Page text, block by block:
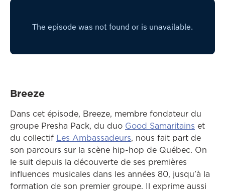
Breeze
Dans cet épisode, Breeze, membre fondateur du
groupe Presha Pack, du duo Good Samaritains Ce
et
du collectif Les AmbassadeursCe lien ouvrira dans
, nous fait part de
son parcours sur la scène hip-hop de Québec. On
le suit depuis la découverte de ses premières
influences musicales dans les années 80, jusqu’à la
formation de son premier groupe. Il exprime aussi